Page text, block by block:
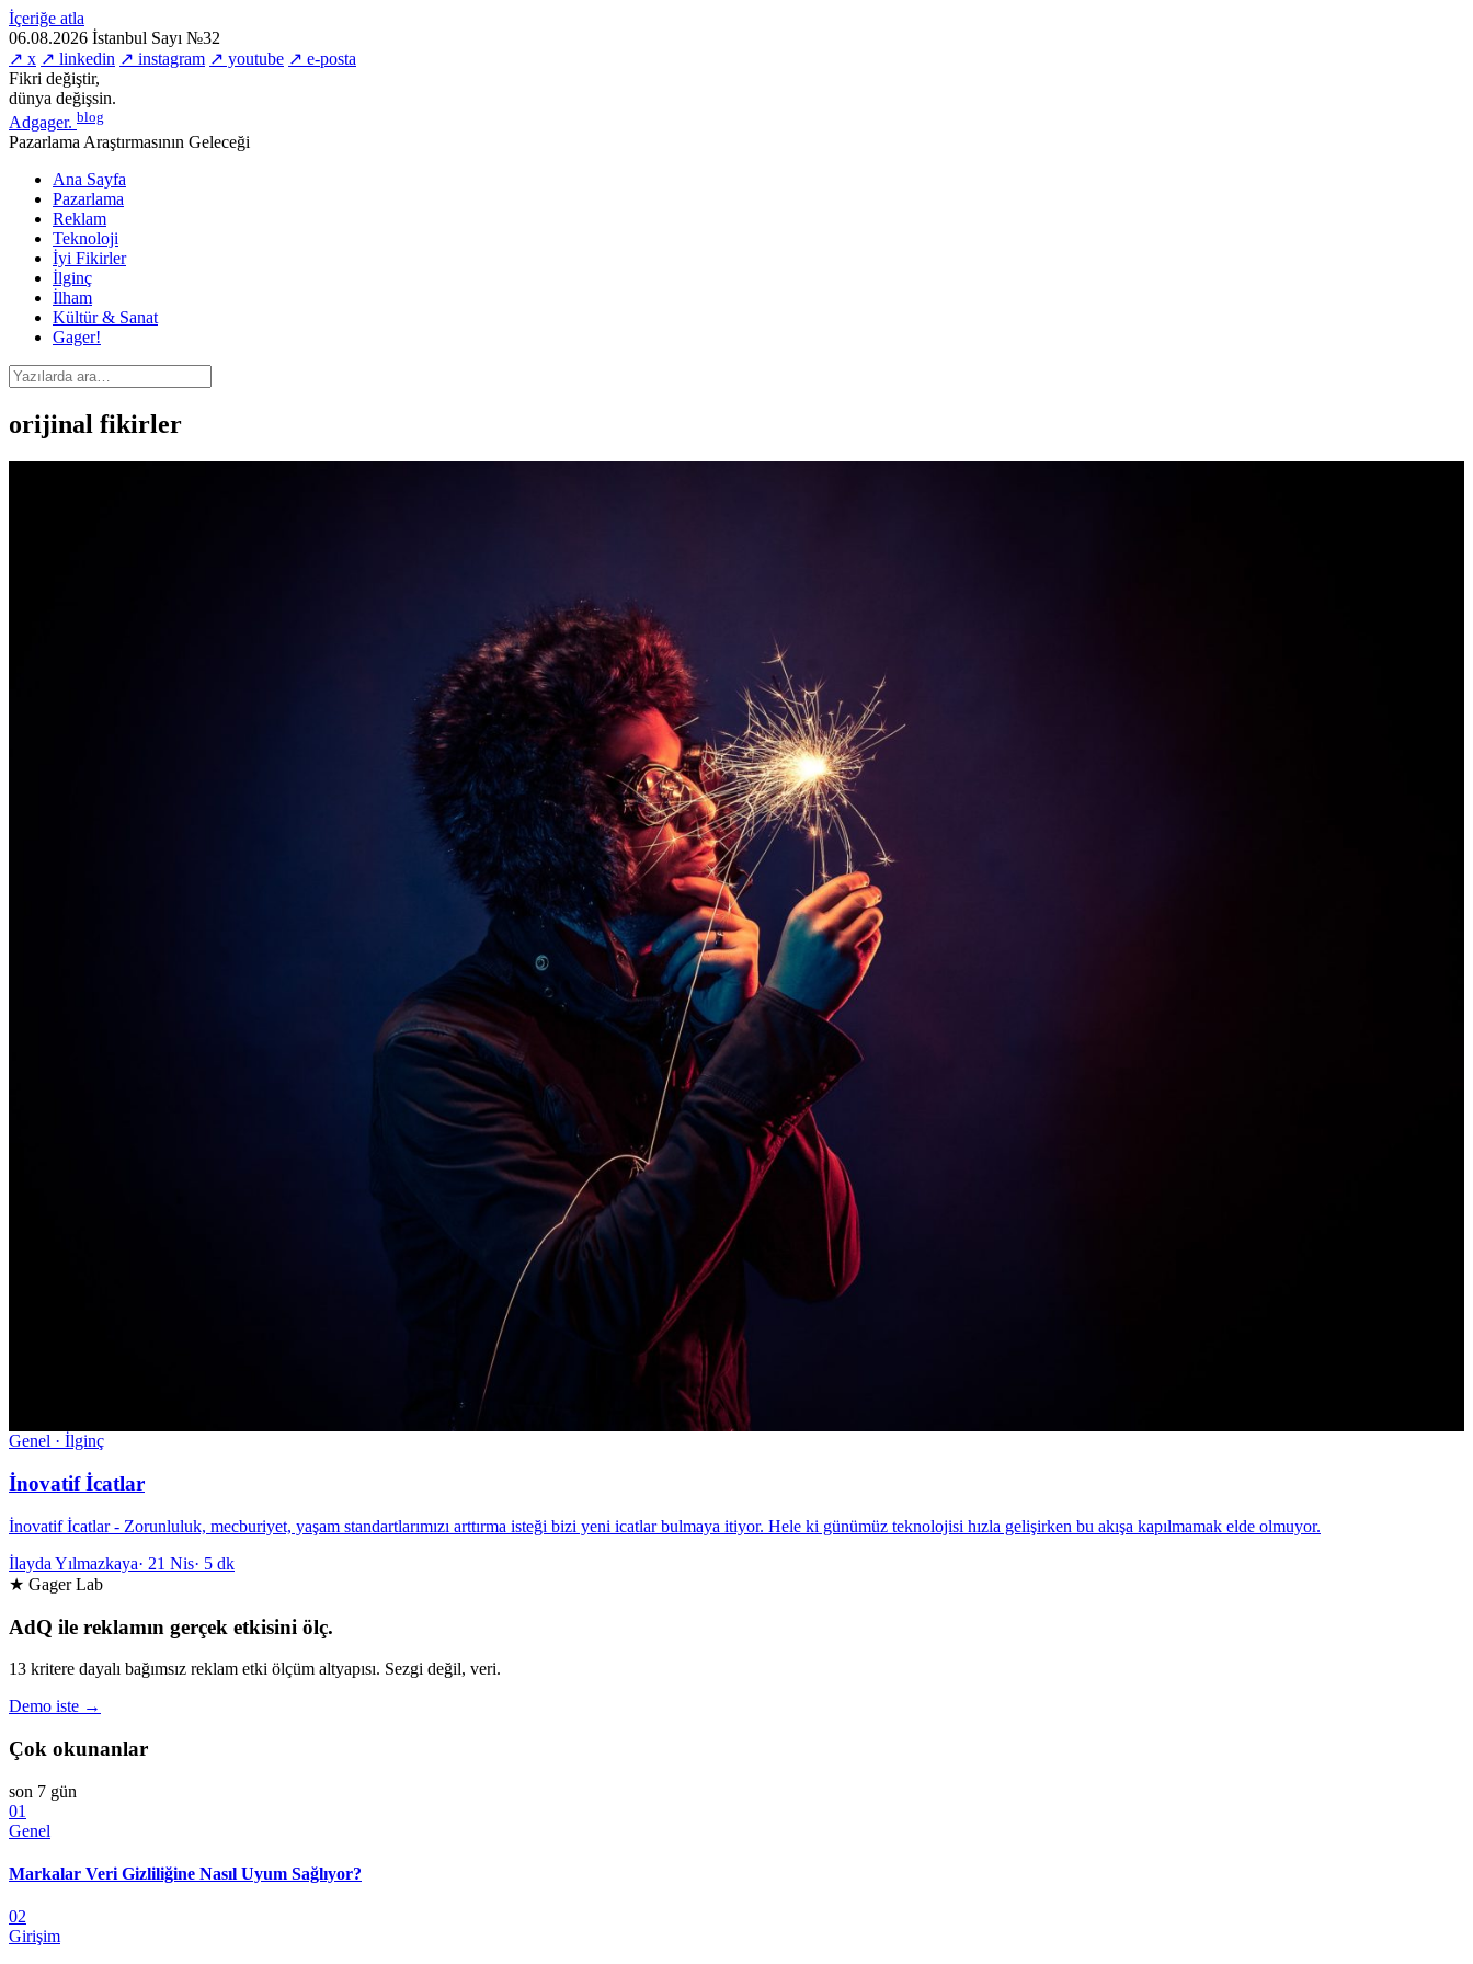
İçeriğe atla
06.08.2026 İstanbul Sayı №32
↗ x ↗ linkedin ↗ instagram ↗ youtube ↗ e-posta
Fikri değiştir,
dünya değişsin.
Adgager. blog
Pazarlama Araştırmasının Geleceği
Ana Sayfa
Pazarlama
Reklam
Teknoloji
İyi Fikirler
İlginç
İlham
Kültür & Sanat
Gager!
orijinal fikirler
Genel · İlginç
İnovatif İcatlar
İnovatif İcatlar - Zorunluluk, mecburiyet, yaşam standartlarımızı arttırma isteği bizi yeni icatlar bulmaya itiyor. Hele ki günümüz teknolojisi hızla gelişirken bu akışa kapılmamak elde olmuyor.
İlayda Yılmazkaya· 21 Nis· 5 dk
★ Gager Lab
AdQ ile reklamın gerçek etkisini ölç.
13 kritere dayalı bağımsız reklam etki ölçüm altyapısı. Sezgi değil, veri.
Demo iste →
Çok okunanlar
son 7 gün
01
Genel
Markalar Veri Gizliliğine Nasıl Uyum Sağlıyor?
02
Girişim